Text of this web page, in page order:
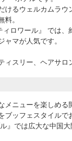
るウェルカムラウ
。
ロワール』 では
マが人気です。
スリー、ヘアサロ
メニューを楽しめ
ッフェスタイルで
』では広大な中国